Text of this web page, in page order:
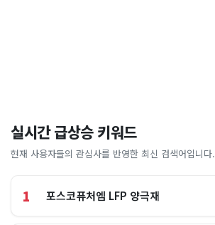
실시간 급상승 키워드
현재 사용자들의 관심사를 반영한 최신 검색어입니다.
1 포스코퓨처엠 LFP 양극재